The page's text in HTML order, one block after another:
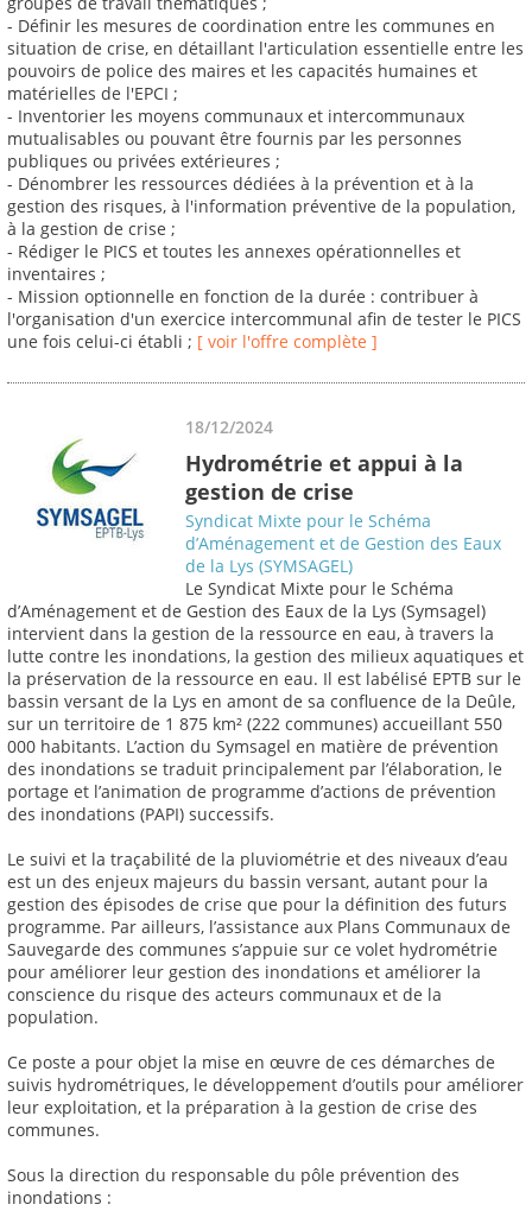
- Définir les mesures de coordination entre les communes en
situation de crise, en détaillant l'articulation essentielle entre les
pouvoirs de police des maires et les capacités humaines et
matérielles de l'EPCI ;
- Inventorier les moyens communaux et intercommunaux
mutualisables ou pouvant être fournis par les personnes
publiques ou privées extérieures ;
- Dénombrer les ressources dédiées à la prévention et à la
gestion des risques, à l'information préventive de la population,
à la gestion de crise ;
- Rédiger le PICS et toutes les annexes opérationnelles et
inventaires ;
- Mission optionnelle en fonction de la durée : contribuer à
l'organisation d'un exercice intercommunal afin de tester le PICS
une fois celui-ci établi ; [ voir l'offre complète ]
18/12/2024
Hydrométrie et appui à la
gestion de crise
Syndicat Mixte pour le Schéma
d’Aménagement et de Gestion des Eaux
de la Lys (SYMSAGEL)
Le Syndicat Mixte pour le Schéma
d’Aménagement et de Gestion des Eaux de la Lys (Symsagel)
intervient dans la gestion de la ressource en eau, à travers la
lutte contre les inondations, la gestion des milieux aquatiques et
la préservation de la ressource en eau. Il est labélisé EPTB sur le
bassin versant de la Lys en amont de sa confluence de la Deûle,
sur un territoire de 1 875 km² (222 communes) accueillant 550
000 habitants. L’action du Symsagel en matière de prévention
des inondations se traduit principalement par l’élaboration, le
portage et l’animation de programme d’actions de prévention
des inondations (PAPI) successifs.
Le suivi et la traçabilité de la pluviométrie et des niveaux d’eau
est un des enjeux majeurs du bassin versant, autant pour la
gestion des épisodes de crise que pour la définition des futurs
programme. Par ailleurs, l’assistance aux Plans Communaux de
Sauvegarde des communes s’appuie sur ce volet hydrométrie
pour améliorer leur gestion des inondations et améliorer la
conscience du risque des acteurs communaux et de la
population.
Ce poste a pour objet la mise en œuvre de ces démarches de
suivis hydrométriques, le développement d’outils pour améliorer
leur exploitation, et la préparation à la gestion de crise des
communes.
Sous la direction du responsable du pôle prévention des
inondations :